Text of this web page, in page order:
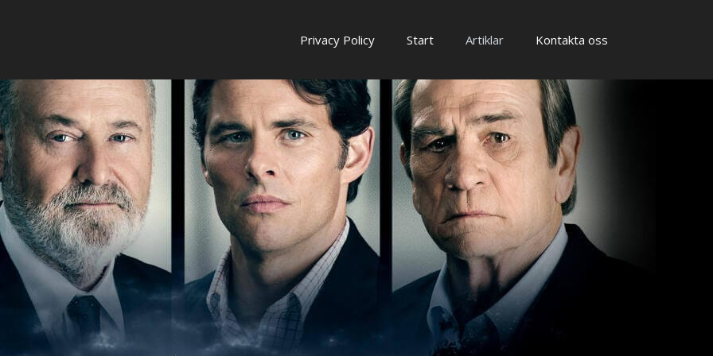
Privacy Policy Start Artiklar Kontakta oss